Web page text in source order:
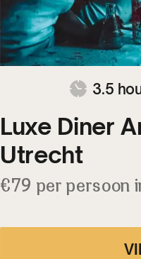
3.5
Luxe Diner
Utrecht
€79 per persoon